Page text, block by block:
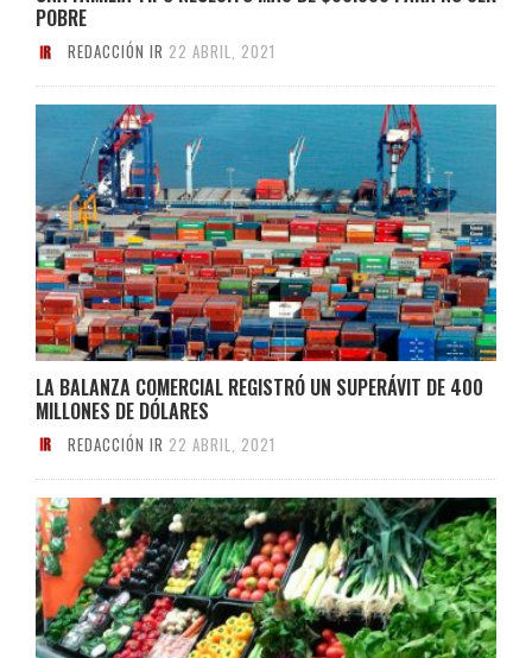
POBRE
REDACCIÓN IR 22 ABRIL, 2021
LA BALANZA COMERCIAL REGISTRÓ UN SUPERÁVIT DE 400
MILLONES DE DÓLARES
REDACCIÓN IR 22 ABRIL, 2021